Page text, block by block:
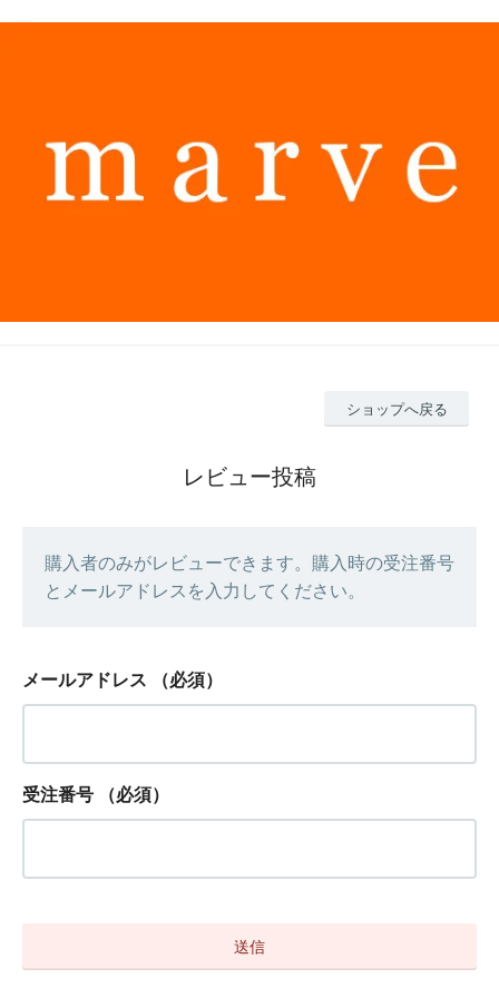
ショップへ戻る
レビュー投稿
購入者のみがレビューできます。購入時の受注番号
とメールアドレスを入力してください。
メールアドレス （必須）
受注番号 （必須）